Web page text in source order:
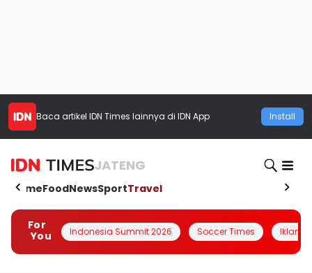
Baca artikel IDN Times lainnya di IDN App Install
JATENG
HomeFoodNewsSportTravel
For
You
Indonesia Summit 2026 Soccer Times Iklanin